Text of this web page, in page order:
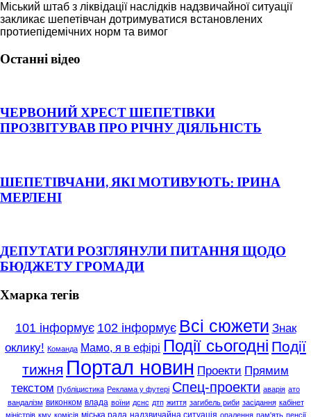
Міський штаб з ліквідації наслідків надзвичайної ситуації
закликає шепетівчан дотримуватися встановлених
протиепідемічних норм та вимог
Останні відео
ЧЕРВОНИЙ ХРЕСТ ШЕПЕТІВКИ
ПРОЗВІТУВАВ ПРО РІЧНУ ДІЯЛЬНІСТЬ
ШЕПЕТІВЧАНИ, ЯКІ МОТИВУЮТЬ: ІРИНА
МЕРЛЕНІ
ДЕПУТАТИ РОЗГЛЯНУЛИ ПИТАННЯ ЩОДО
БЮДЖЕТУ ГРОМАДИ
Хмарка тегів
101 інформує 102 інформує Всі сюжети Знак
оклику! Команда Мамо, я в ефірі Події сьогодні Події
тижня Портал новин Проекти Прямим
текстом Публіцистика Реклама у футері Спец-проекти аварія ато
вандалізм виконком влада воїни дснс дтп життя загибель риби засідання кабінет
міністрів кму комісія міська рада надзвичайна ситуація опалення пам'ять пенсії